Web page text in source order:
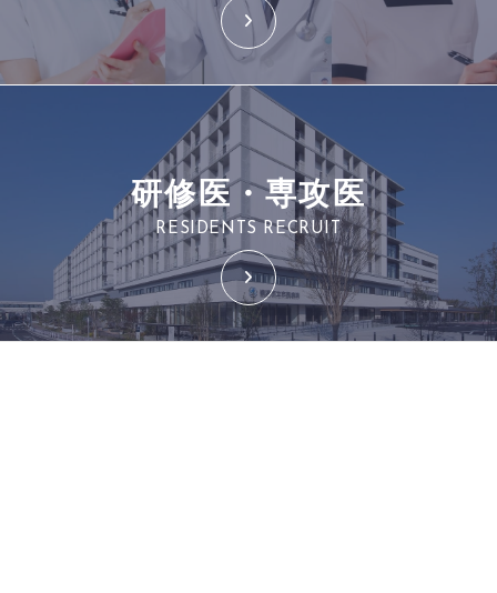
研修医・専攻医
RESIDENTS RECRUIT